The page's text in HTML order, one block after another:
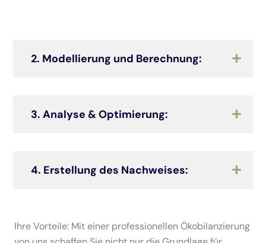
2. Modellierung und Berechnung:
3. Analyse & Optimierung:
4. Erstellung des Nachweises:
Ihre Vorteile: Mit einer professionellen Ökobilanzierung